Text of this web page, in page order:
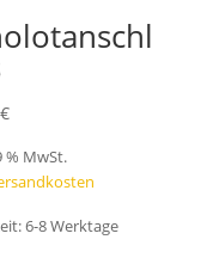
€
% MwSt.
6-8 Werktage